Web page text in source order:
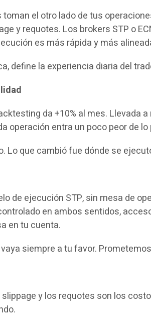
el otro lado de tus
y requotes. Los brokers STP o
es más rápida y más
define la experiencia diaria del
da +10% al mes. Llevada
operación entra un poco peor de
Lo que cambió fue dónde se
de ejecución STP, sin mesa de
en ambos sentidos,
en tu cuenta.
siempre a tu favor.
y los requotes son los